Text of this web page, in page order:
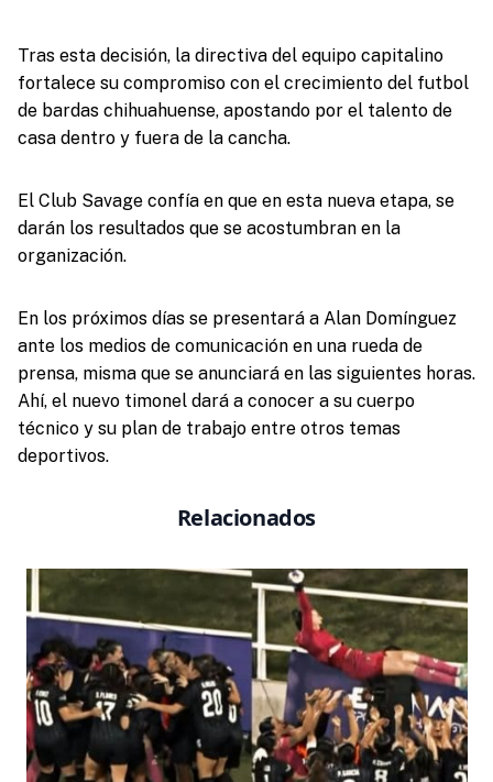
Tras esta decisión, la directiva del equipo capitalino
fortalece su compromiso con el crecimiento del futbol
de bardas chihuahuense, apostando por el talento de
casa dentro y fuera de la cancha.
El Club Savage confía en que en esta nueva etapa, se
darán los resultados que se acostumbran en la
organización.
En los próximos días se presentará a Alan Domínguez
ante los medios de comunicación en una rueda de
prensa, misma que se anunciará en las siguientes horas.
Ahí, el nuevo timonel dará a conocer a su cuerpo
técnico y su plan de trabajo entre otros temas
deportivos.
Relacionados